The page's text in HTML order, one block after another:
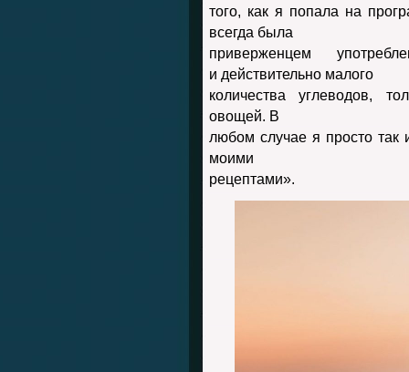
того, как я попала на
всегда была
приверженцем
и действительно малого
количества углеводов,
овощей. В
любом случае я просто так
моими
рецептами».